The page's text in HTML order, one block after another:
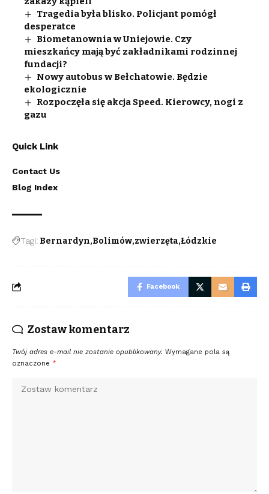
Tragedia była blisko. Policjant pomógł
desperatce
Biometanownia w Uniejowie. Czy
mieszkańcy mają być zakładnikami rodzinnej
fundacji?
Nowy autobus w Bełchatowie. Będzie
ekologicznie
Rozpoczęła się akcja Speed. Kierowcy, nogi z
gazu
Quick Link
Contact Us
Blog Index
Tagi: Bernardyn Bolimów zwierzęta Łódzkie
Facebook
Zostaw komentarz
Twój adres e-mail nie zostanie opublikowany. Wymagane pola są
oznaczone *